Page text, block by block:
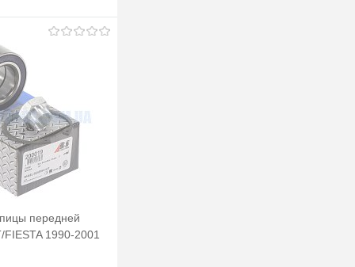
передней
FIESTA 1990-2001